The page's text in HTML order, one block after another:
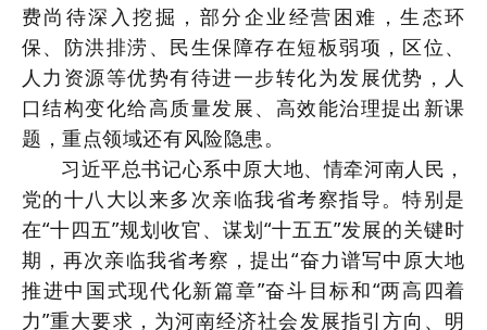
费尚待深入挖掘，部分企业经营困难，生态环
保、防洪排涝、民生保障存在短板弱项，区位、
人力资源等优势有待进一步转化为发展优势，人
口结构变化给高质量发展、高效能治理提出新课
题，重点领域还有风险隐患。
习近平总书记心系中原大地、情牵河南人民，
党的十八大以来多次亲临我省考察指导。特别是
在“十四五”规划收官、谋划“十五五”发展的关键时
期，再次亲临我省考察，提出“奋力谱写中原大地
推进中国式现代化新篇章”奋斗目标和“两高四着
力”重大要求，为河南经济社会发展指引方向、明